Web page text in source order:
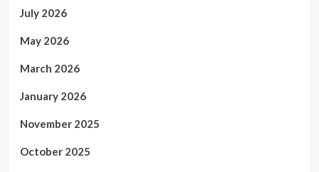
July 2026
May 2026
March 2026
January 2026
November 2025
October 2025